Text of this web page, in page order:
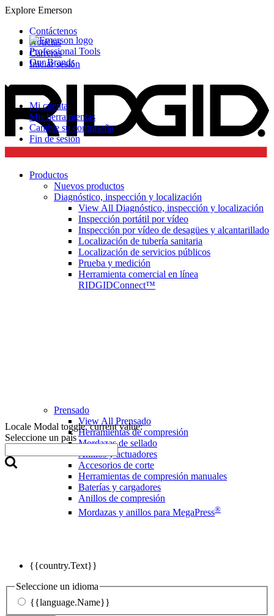
Explore Emerson
Professional Tools
Our Brands
Contáctenos
Noticias
Carreras
Iniciar sesión
Mi cuenta
Mis herramientas
Cambie su contraseña
Fin de sesión
Locale Modal toggle, current value:
Seleccione un país
{{country.Text}}
Seleccione un idioma
{{language.Name}}
Productos
Nuevos productos
Diagnóstico, inspección y localización
View All Diagnóstico, inspección y localización
Inspección portátil por vídeo
Inspección por vídeo de desagües y alcantarillado
Localización de tubería sanitaria
Localización de servicios públicos
Prueba y medición
Herramienta comercial en línea
RIDGIDConnect™
Prensado
View All Prensado
Herramientas de compresión
Mordazas de sellado
Anillos y actuadores
Accesorios de corte
Herramientas de compresión manuales
Baterías y cargadores
Anillos de compresión
Mordazas y anillos para MegaPress®